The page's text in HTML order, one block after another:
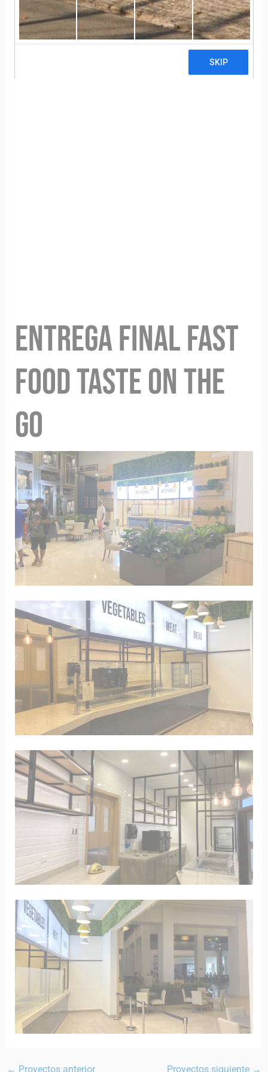
ENTREGA
ENTREGA FINAL FAST
FOOD TASTE ON THE
GO
← Proyectos anterior Proyectos siguiente →